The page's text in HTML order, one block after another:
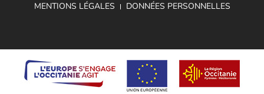
MENTIONS LÉGALES
DONNÉES PERSONNELLES